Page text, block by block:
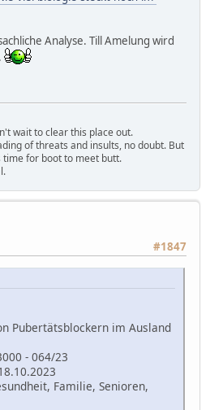
Analyse. Till Amelung wird
wait to clear this place out.
of threats and insults, no doubt. But
time for boot to meet butt.
#1847
Pubertätsblockern im Ausland
- 064/23
Familie, Senioren,